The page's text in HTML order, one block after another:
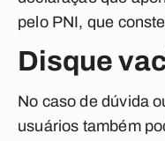
pelo PNI, que
Disque
No caso de dúvida
usuários também